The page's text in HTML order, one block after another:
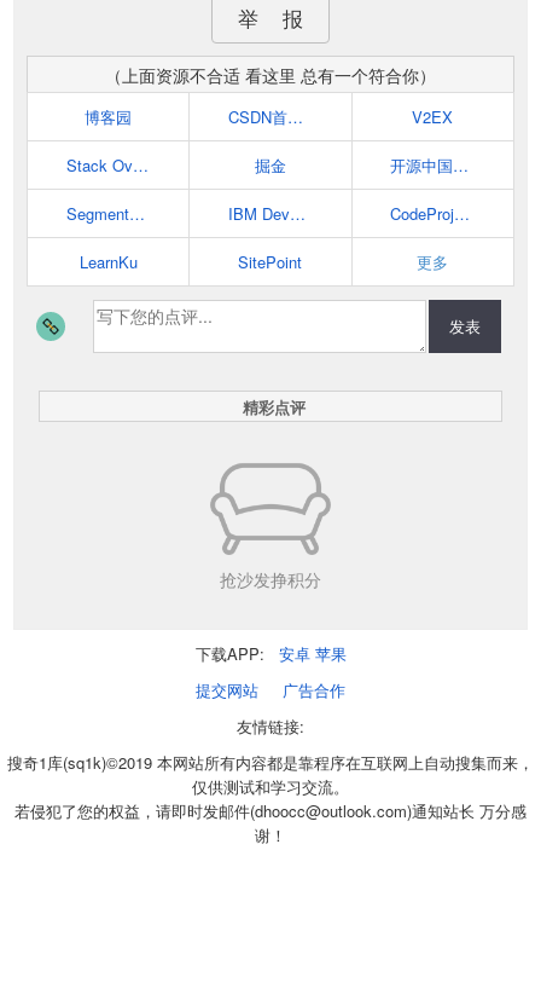
举 报
（上面资源不合适 看这里 总有一个符合你）
博客园 CSDN首页-全球最大中文IT社区 V2EX
Stack Overflow 掘金 开源中国社区
SegmentFault 思否 IBM Developer CodeProject
LearnKu SitePoint 更多
发表
精彩点评
抢沙发挣积分
下载APP: 安卓 苹果
提交网站
广告合作
友情链接:
搜奇1库(sq1k)©2019 本网站所有内容都是靠程序在互联网上自动搜集而来，
仅供测试和学习交流。
若侵犯了您的权益，请即时发邮件(dhoocc@outlook.com)通知站长 万分感
谢！